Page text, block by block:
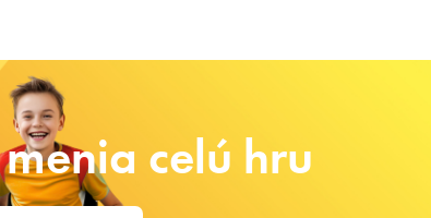
celú hru